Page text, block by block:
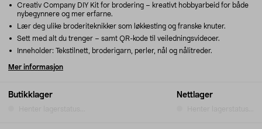
Butikklager Nettlager
Creativ Company DIY Kit for brodering – kreativt hobbyarbeid for både
nybegynnere og mer erfarne.
Lær deg ulike broderiteknikker som løkkesting og franske knuter.
Sett med alt du trenger – samt QR-kode til veiledningsvideoer.
Inneholder: Tekstilnett, broderigarn, perler, nål og nålitreder.
Mer informasjon